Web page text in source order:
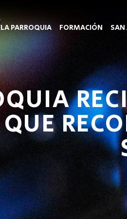
LA PARROQUIA FORMACIÓN SAN